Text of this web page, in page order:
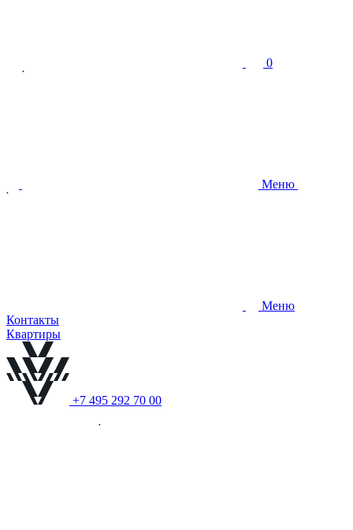
0
Меню
Меню
Контакты
Квартиры
+7 495 292 70 00